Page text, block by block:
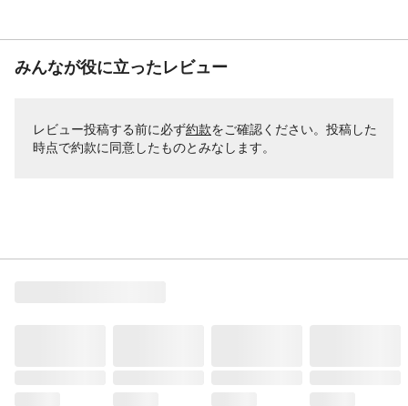
みんなが役に立ったレビュー
レビュー投稿する前に必ず約款をご確認ください。投稿した
時点で約款に同意したものとみなします。